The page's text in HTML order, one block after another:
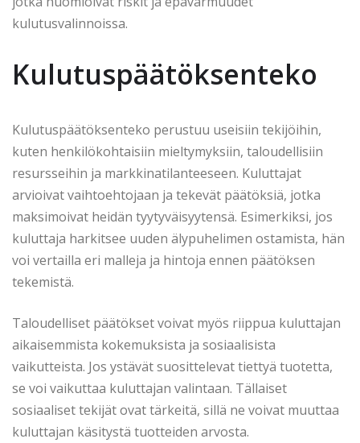
kulutusvalinnoissa.
Kulutuspäätöksenteko
Kulutuspäätöksenteko perustuu useisiin tekijöihin,
kuten henkilökohtaisiin mieltymyksiin, taloudellisiin
resursseihin ja markkinatilanteeseen. Kuluttajat
arvioivat vaihtoehtojaan ja tekevät päätöksiä, jotka
maksimoivat heidän tyytyväisyytensä. Esimerkiksi, jos
kuluttaja harkitsee uuden älypuhelimen ostamista, hän
voi vertailla eri malleja ja hintoja ennen päätöksen
tekemistä.
Taloudelliset päätökset voivat myös riippua kuluttajan
aikaisemmista kokemuksista ja sosiaalisista
vaikutteista. Jos ystävät suosittelevat tiettyä tuotetta,
se voi vaikuttaa kuluttajan valintaan. Tällaiset
sosiaaliset tekijät ovat tärkeitä, sillä ne voivat muuttaa
kuluttajan käsitystä tuotteiden arvosta.